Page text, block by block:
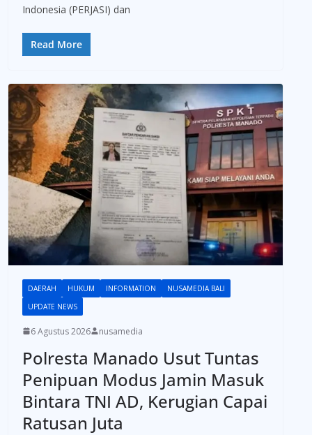
Indonesia (PERJASI) dan
Read More
DAERAH HUKUM INFORMATION
NUSAMEDIA BALI
UPDATE NEWS
6 Agustus 2026 nusamedia
Polresta Manado Usut Tuntas
Penipuan Modus Jamin Masuk
Bintara TNI AD, Kerugian Capai
Ratusan Juta